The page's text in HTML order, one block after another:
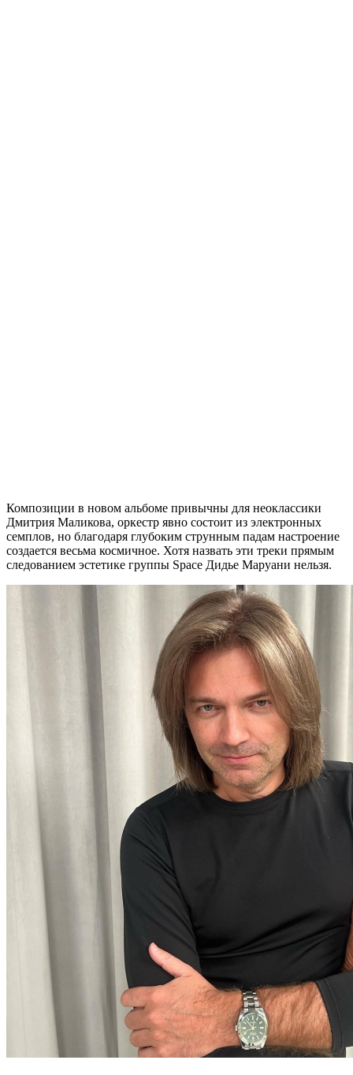
Композиции в новом альбоме привычны для неоклассики
Дмитрия Маликова, оркестр явно состоит из электронных
семплов, но благодаря глубоким струнным падам настроение
создается весьма космичное. Хотя назвать эти треки прямым
следованием эстетике группы Space Дидье Маруани нельзя.